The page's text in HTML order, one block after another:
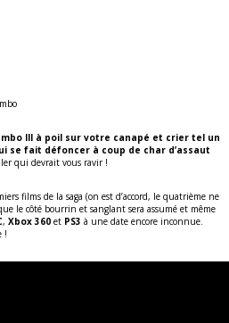
III à poil sur votre canapé et crier tel un
se fait défoncer à coup de char d’assaut
qui devrait vous ravir !
films de la saga (on est d’accord, le quatrième ne
le côté bourrin et sanglant sera assumé et même
, Xbox 360 et PS3 à une date encore inconnue.
!